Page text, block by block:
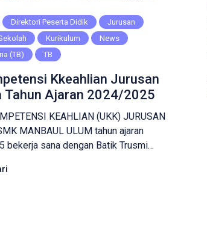
Direktori Peserta Didik
Jurusan
Kurikulum
News
(TB)
TB
Kkeahlian Jurusan
Tahun Ajaran 2024/2025
KEAHLIAN (UKK) JURUSAN
MANBAUL ULUM tahun ajaran
bekerja sana dengan Batik Trusmi
secara maksimal, dengan